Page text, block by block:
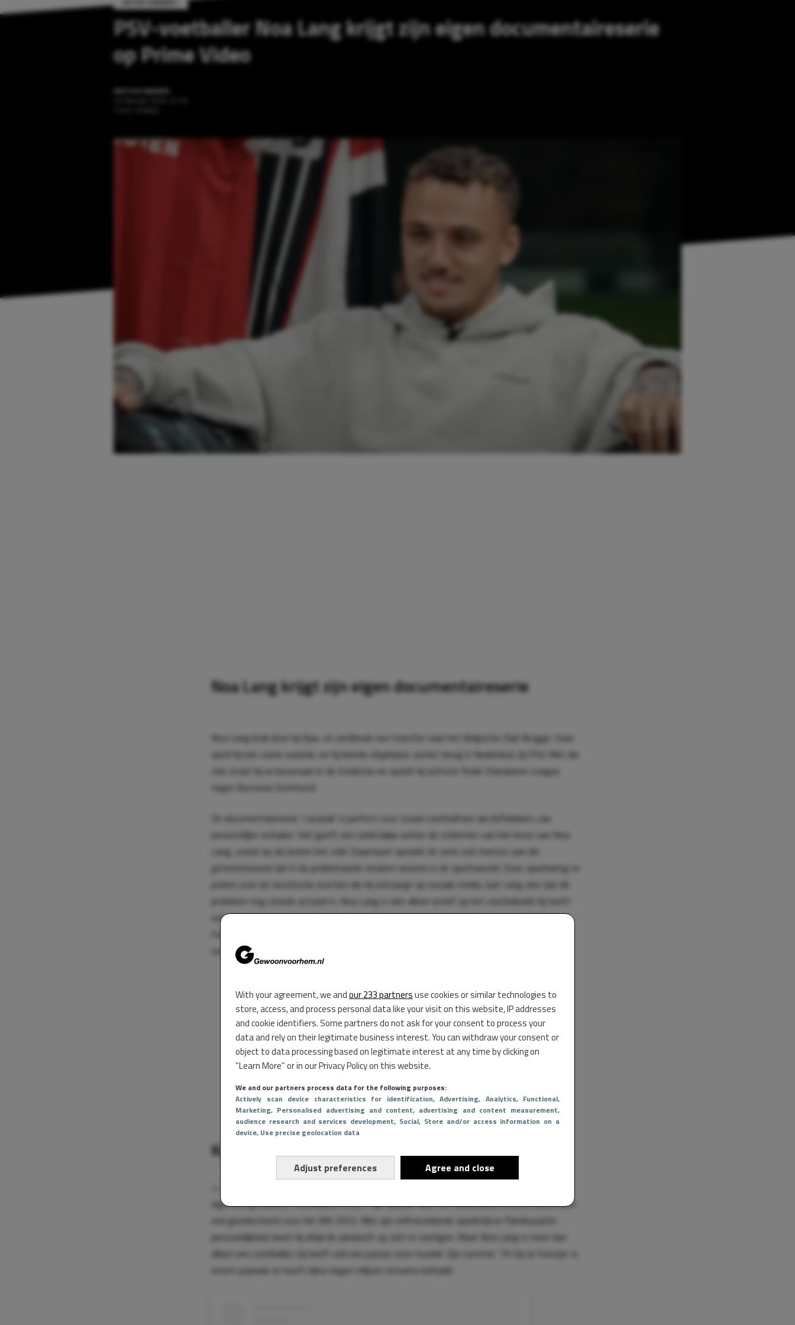
With your agreement, we andour 233 partnersuse cookies or similar technologies to
store, access, and process personal data like your visit on this website, IP addresses
and cookie identifiers. Some partners do not ask for your consent to process your
data and rely on their legitimate business interest. You can withdraw your consent or
object to data processing based on legitimate interest at any time by clicking on
“Learn More” or in our Privacy Policy on this website.
We and our partners process data for the following purposes:
Actively scan device characteristics for identification, Advertising, Analytics, Functional,
Marketing, Personalised advertising and content, advertising and content measurement,
audience research and services development, Social, Store and/or access information on a
device, Use precise geolocation data
Adjust preferences Agree and close
PSV-voetballer Noa Lang krijgt zijn eigen documentaireserie
op Prime Video
MATHIJS BAKKER
Noa Lang krijgt zijn eigen documentaireserie
Noa Lang brak door bij Ajax, en verdiende een transfer naar het Belgische Club Brugge. Daar
werd hij een vaste waarde, en hij keerde afgelopen zomer terug in Nederland, bij PSV. Met die
club staat hij nu bovenaan in de Eredivisie en speelt hij achtste finale Champions League
tegen Borussia Dortmund.
De documentaireserie ‘Lastpak’ is perfect voor zowel voetbalfans als liefhebbers van
persoonlijke verhalen. Het geeft een uniek kijkje achter de schermen van het leven van Noa
Lang, zowel op als buiten het veld. Daarnaast spreekt de serie ook mensen aan die
geïnteresseerd zijn in de problematiek rondom racisme in de sportwereld. Door openhartig te
praten over de racistische reacties die hij ontvangt op sociale media, laat Lang zien dat dit
probleem nog steeds actueel is. Noa Lang is niet alleen actief op het voetbalveld; hij heeft
ook een passie voor muziek en bracht zelfs een populair nummer uit genaamd ‘7K Op Je
Feestje’. Met bijna negen miljoen streams heeft hij laten zien dat hij meer is dan alleen een
voetballer.
Karakter en carrière
eigenzinnig karakter. Hij maakte in 2021 zijn debuut voor het Nederlands elftal en werd later
ook geselecteerd voor het WK 2022. Met zijn zelfverzekerde speelstijl en flamboyante
persoonlijkheid weet hij altijd de aandacht op zich te vestigen. Maar Noa Lang is meer dan
alleen een voetballer; hij heeft ook een passie voor muziek. Zijn nummer ‘7K Op Je Feestje’ is
enorm populair en heeft bijna negen miljoen streams behaald.